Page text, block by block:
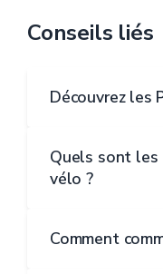
Conseils liés
Découvrez les
Quels sont les
vélo ?
Comment